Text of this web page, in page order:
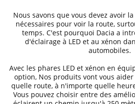
Nous savons que vous devez avoir
nécessaires pour voir la route,
temps. C'est pourquoi Dacia a
d'éclairage à LED et au xénon
automobiles.
Avec les phares LED et xénon en
option, Nos produits vont vous
quelle route, à n'importe quelle
Vous pouvez choisir entre des